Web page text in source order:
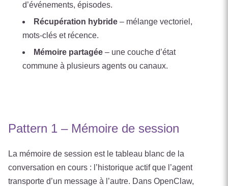
d’événements, épisodes.
Récupération hybride – mélange vectoriel,
mots-clés et récence.
Mémoire partagée – une couche d’état
commune à plusieurs agents ou canaux.
Pattern 1 – Mémoire de session
La mémoire de session est le tableau blanc de la
conversation en cours : l’historique actif que l’agent
transporte d’un message à l’autre. Dans OpenClaw,